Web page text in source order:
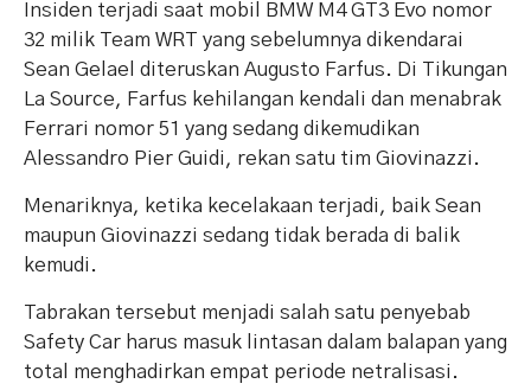
Insiden terjadi saat mobil BMW M4 GT3 Evo nomor
32 milik Team WRT yang sebelumnya dikendarai
Sean Gelael diteruskan Augusto Farfus. Di Tikungan
La Source, Farfus kehilangan kendali dan menabrak
Ferrari nomor 51 yang sedang dikemudikan
Alessandro Pier Guidi, rekan satu tim Giovinazzi.
Menariknya, ketika kecelakaan terjadi, baik Sean
maupun Giovinazzi sedang tidak berada di balik
kemudi.
Tabrakan tersebut menjadi salah satu penyebab
Safety Car harus masuk lintasan dalam balapan yang
total menghadirkan empat periode netralisasi.